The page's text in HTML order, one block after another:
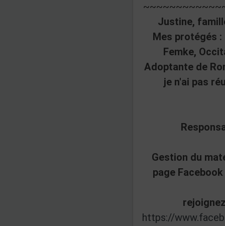
Justine,
Mes protégés :
Femke,
Adoptante de
je n'ai pas
Gestion du
page
https://